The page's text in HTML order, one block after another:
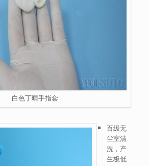
白色丁晴手指套
百级无
尘室清
洗，产
生极低